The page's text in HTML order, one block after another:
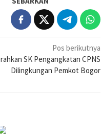
Pos berikutnya
SK Pengangkatan CPNS
Dilingkungan Pemkot Bogor